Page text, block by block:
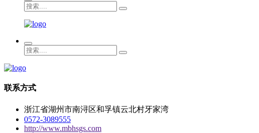
联系方式
浙江省湖州市南浔区和孚镇云北村牙家湾
0572-3089555
http://www.mbhsgs.com